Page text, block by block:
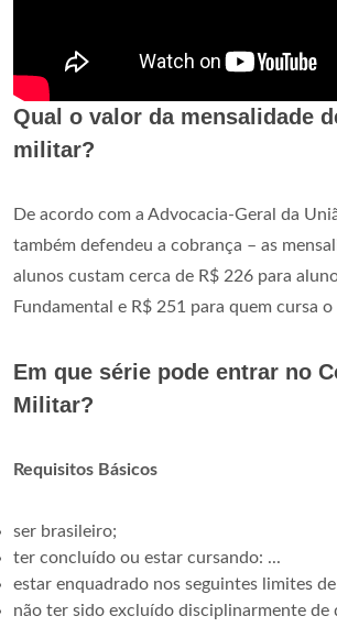
Qual o valor da mensalidade
militar?
De acordo com a Advocacia-Geral da
também defendeu a cobrança – as
alunos custam cerca de R$ 226 para
Fundamental e R$ 251 para quem cursa
Em que série pode entrar no
Militar?
Requisitos Básicos
ser brasileiro;
ter concluído ou estar cursando: ...
estar enquadrado nos seguintes limites
não ter sido excluído disciplinarmente de